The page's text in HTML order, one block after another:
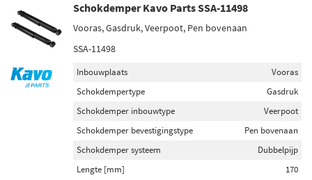
Schokdemper Kavo Parts SSA-11498
Vooras, Gasdruk, Veerpoot, Pen bovenaan
SSA-11498
Inbouwplaats
Vooras
Schokdempertype
Gasdruk
Schokdemper inbouwtype
Veerpoot
Schokdemper bevestigingstype
Pen bovenaan
Schokdemper systeem
Dubbelpijp
Lengte [mm]
170